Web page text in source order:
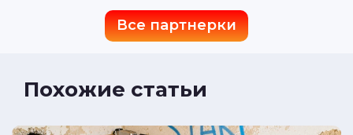
Все партнерки
Похожие статьи